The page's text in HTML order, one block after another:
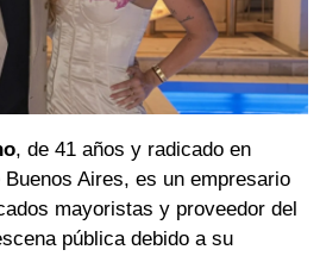
, de 41 años y radicado en
Aires, es un empresario
mayoristas y proveedor del
pública debido a su